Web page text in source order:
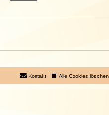
Alle Cookies löschen
Kontakt